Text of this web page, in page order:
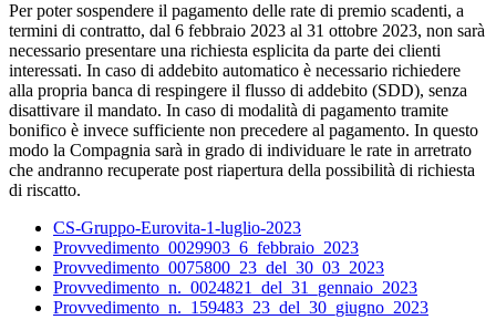
Per poter sospendere il pagamento delle rate di premio scadenti, a
termini di contratto, dal 6 febbraio 2023 al 31 ottobre 2023, non sarà
necessario presentare una richiesta esplicita da parte dei clienti
interessati. In caso di addebito automatico è necessario richiedere
alla propria banca di respingere il flusso di addebito (SDD), senza
disattivare il mandato. In caso di modalità di pagamento tramite
bonifico è invece sufficiente non precedere al pagamento. In questo
modo la Compagnia sarà in grado di individuare le rate in arretrato
che andranno recuperate post riapertura della possibilità di richiesta
di riscatto.
CS-Gruppo-Eurovita-1-luglio-2023
Provvedimento_0029903_6_febbraio_2023
Provvedimento_0075800_23_del_30_03_2023
Provvedimento_n._0024821_del_31_gennaio_2023
Provvedimento_n._159483_23_del_30_giugno_2023